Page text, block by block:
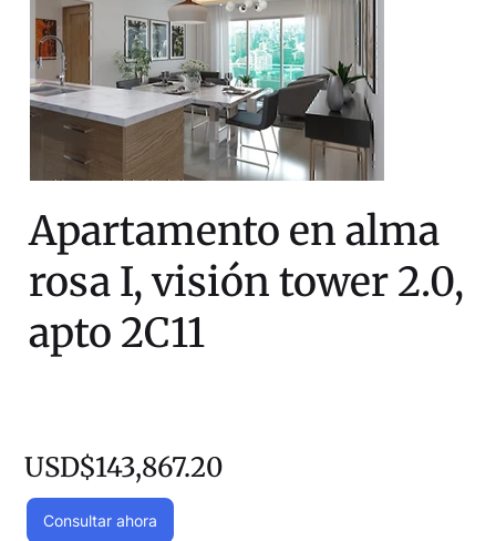
Apartamento en alma
rosa I, visión tower 2.0,
apto 2C11
Consultar ahora
USD$143,867.20